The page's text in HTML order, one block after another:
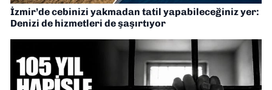
İzmir’de cebinizi yakmadan tatil yapabileceğiniz yer:
Denizi de hizmetleri de şaşırtıyor